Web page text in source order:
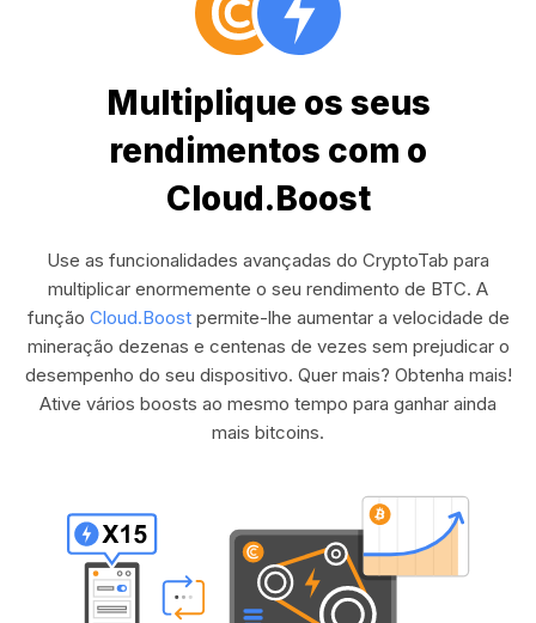
Multiplique os seus
rendimentos com o
Cloud.Boost
Use as funcionalidades avançadas do CryptoTab para
multiplicar enormemente o seu rendimento de BTC. A
função Cloud.Boostpermite-lhe aumentar a velocidade de
mineração dezenas e centenas de vezes sem prejudicar o
desempenho do seu dispositivo. Quer mais? Obtenha mais!
Ative vários boosts ao mesmo tempo para ganhar ainda
mais bitcoins.